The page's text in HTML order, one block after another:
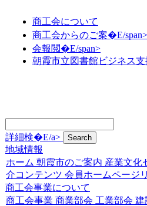
商工会について
商工会からのご案�E/span>
会報閲�E/span>
朝霞市立図書館ビジネス支
詳細検�E/a>
地域情報
ホーム 朝霞市のご案内 産業文化
介コンテンツ 会員ホームページ
商工会事業について
商工会事業 商業部会 工業部会 建